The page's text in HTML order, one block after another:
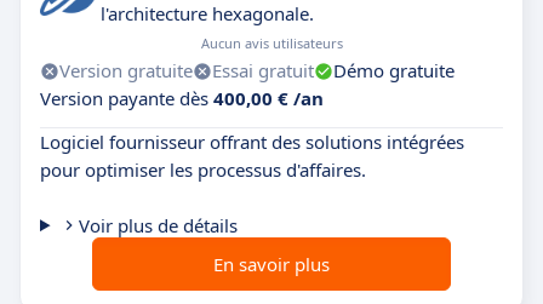
l'architecture hexagonale.
Aucun avis utilisateurs
Version gratuite Essai gratuit
Démo gratuite
Version payante dès 400,00 € /an
Logiciel fournisseur offrant des solutions intégrées
pour optimiser les processus d'affaires.
Voir plus de détails
En savoir plus